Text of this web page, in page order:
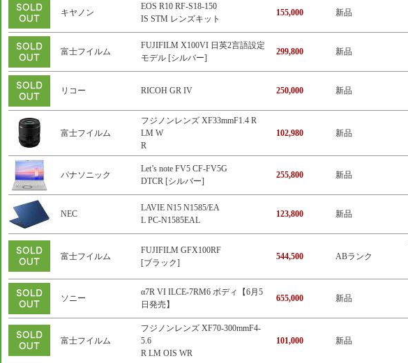
キヤノン
EOS R10 RF-S18-150
IS STM レンズキット
155,000 新品
富士フイルム
FUJIFILM X100VI 日英2言語設定
モデル [シルバー]
299,800 新品
リコー RICOH GR IV 250,000 新品
富士フイルム
フジノンレンズ XF33mmF1.4 R
LM W
R
102,980 新品
パナソニック
Let’s note FV5 CF-FV5G
DTCR [シルバー]
255,800 新品
NEC
LAVIE N15 N1585/EA
L PC-N1585EAL
123,800 新品
富士フイルム
FUJIFILM GFX100RF
[ブラック]
544,500 ABランク
ソニー
α7R VI ILCE-7RM6 ボディ【6月5
日発売】
655,000 新品
富士フイルム
フジノンレンズ XF70-300mmF4-
5.6
R LM OIS WR
101,000 新品